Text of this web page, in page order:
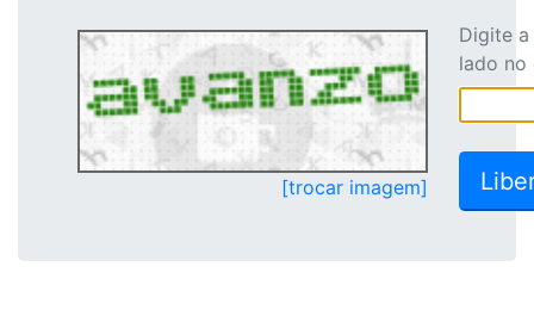
[trocar imagem]
Digite
lado no